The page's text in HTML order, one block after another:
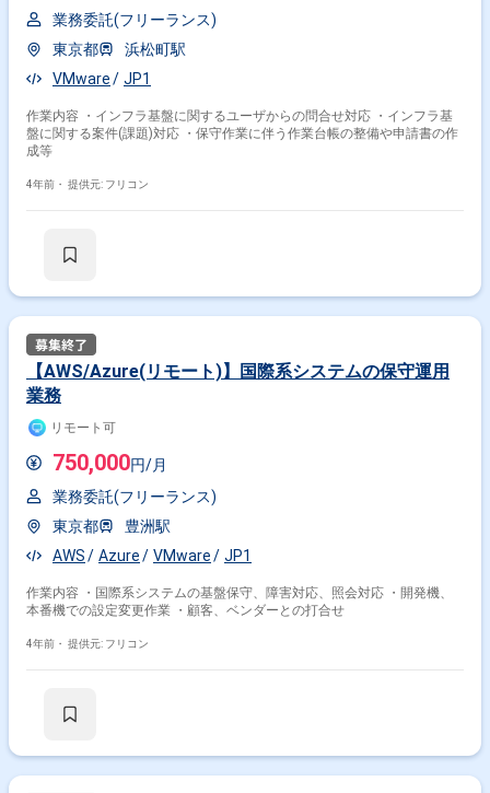
業務委託(フリーランス)
東京都
浜松町駅
VMware
JP1
作業内容 ・インフラ基盤に関するユーザからの問合せ対応 ・インフラ基
盤に関する案件(課題)対応 ・保守作業に伴う作業台帳の整備や申請書の作
成等
4年前・ 提供元: フリコン
【AWS/Azure(リモート)】国際系システムの保守運用
業務
リモート可
750,000円/月
業務委託(フリーランス)
東京都
豊洲駅
AWS
Azure VMware JP1
作業内容 ・国際系システムの基盤保守、障害対応、照会対応 ・開発機、
本番機での設定変更作業 ・顧客、ベンダーとの打合せ
4年前・ 提供元: フリコン